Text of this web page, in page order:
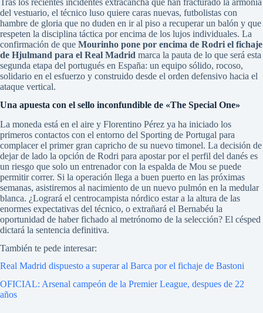
Tras los recientes incidentes extracancha que han fracturado la armonía
del vestuario, el técnico luso quiere caras nuevas, futbolistas con
hambre de gloria que no duden en ir al piso a recuperar un balón y que
respeten la disciplina táctica por encima de los lujos individuales. La
confirmación de que Mourinho pone por encima de Rodri el fichaje
de Hjulmand para el Real Madrid marca la pauta de lo que será esta
segunda etapa del portugués en España: un equipo sólido, rocoso,
solidario en el esfuerzo y construido desde el orden defensivo hacia el
ataque vertical.
Una apuesta con el sello inconfundible de «The Special One»
La moneda está en el aire y Florentino Pérez ya ha iniciado los
primeros contactos con el entorno del Sporting de Portugal para
complacer el primer gran capricho de su nuevo timonel. La decisión de
dejar de lado la opción de Rodri para apostar por el perfil del danés es
un riesgo que solo un entrenador con la espalda de Mou se puede
permitir correr. Si la operación llega a buen puerto en las próximas
semanas, asistiremos al nacimiento de un nuevo pulmón en la medular
blanca. ¿Logrará el centrocampista nórdico estar a la altura de las
enormes expectativas del técnico, o extrañará el Bernabéu la
oportunidad de haber fichado al metrónomo de la selección? El césped
dictará la sentencia definitiva.
También te pede interesar:
Real Madrid dispuesto a superar al Barca por el fichaje de Bastoni
OFICIAL: Arsenal campeón de la Premier League, despues de 22
años